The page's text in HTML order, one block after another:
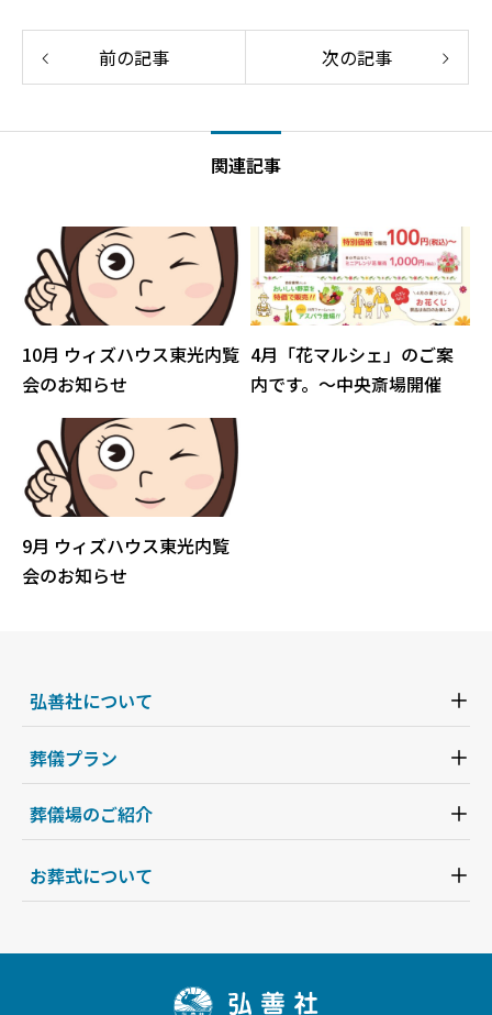
前の記事 次の記事
関連記事
10月 ウィズハウス東光内覧
会のお知らせ
4月「花マルシェ」のご案
内です。～中央斎場開催
9月 ウィズハウス東光内覧
会のお知らせ
弘善社について
葬儀プラン
葬儀場のご紹介
お葬式について